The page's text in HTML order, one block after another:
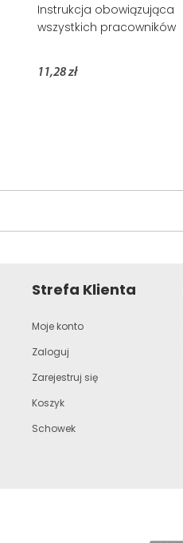
Instrukcja obowiązująca
wszystkich pracowników
11,28 zł
Strefa Klienta
Moje konto
Zaloguj
Zarejestruj się
Koszyk
Schowek